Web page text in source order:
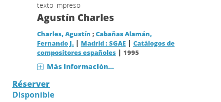
texto impreso
Agustín Charles
Charles, Agustín ;Cabañas Alamán,
Fernando J. | Madrid : SGAE| Catálogos de
compositores españoles| 1995
Más información...
Réserver
Disponible